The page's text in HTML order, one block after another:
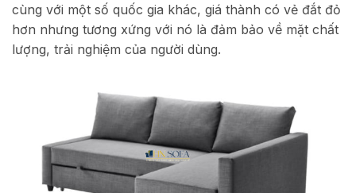
cùng với một số quốc gia khác, giá thành có vẻ đắt đỏ
hơn nhưng tương xứng với nó là đảm bảo về mặt chất
lượng, trải nghiệm của người dùng.